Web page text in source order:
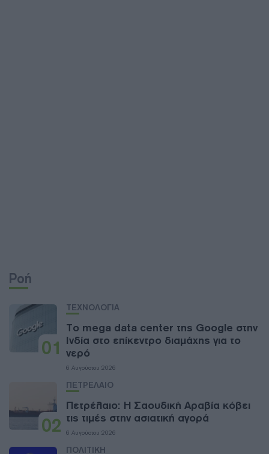
Ροή
01
ΤΕΧΝΟΛΟΓΙΑ
Το mega data center της Google στην
Ινδία στο επίκεντρο διαμάχης για το
νερό
6 Αυγούστου 2026
02
ΠΕΤΡΕΛΑΙΟ
Πετρέλαιο: Η Σαουδική Αραβία κόβει
τις τιμές στην ασιατική αγορά
6 Αυγούστου 2026
ΠΟΛΙΤΙΚΗ